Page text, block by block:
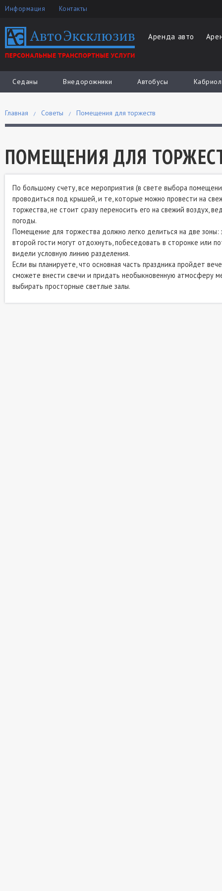
Информация Контакты
Аренда авто
Седаны Внедорожники Автобусы
Главная Советы Помещения для торжеств
ПОМЕЩЕНИЯ ДЛЯ
По большому счету, все мероприятия (в свете выбора
проводиться под крышей, и те, которые можно провести на
торжества, не стоит сразу переносить его на свежий воздух,
погоды.
Помещение для торжества должно легко делиться на две
второй гости могут отдохнуть, побеседовать в сторонке или
видели условную линию разделения.
Если вы планируете, что основная часть праздника пройдет
сможете внести свечи и придать необыкновенную атмосферу
выбирать просторные светлые залы.